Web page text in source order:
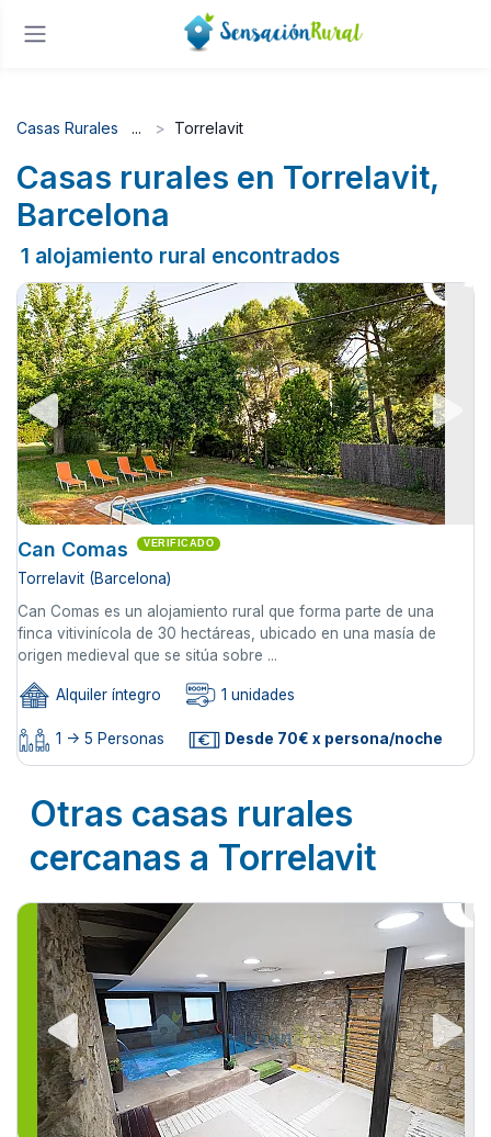
Casas Rurales Torrelavit
Casas rurales en Torrelavit,
Barcelona
1 alojamiento rural encontrados
Can Comas VERIFICADO
Torrelavit (Barcelona)
Can Comas es un alojamiento rural que forma parte de una
finca vitivinícola de 30 hectáreas, ubicado en una masía de
origen medieval que se sitúa sobre ...
Alquiler íntegro 1 unidades
1 -> 5 Personas Desde 70€ x persona/noche
Otras casas rurales
cercanas a Torrelavit